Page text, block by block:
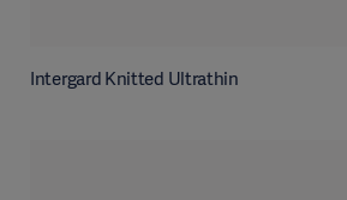
Intergard Knitted Ultrathin